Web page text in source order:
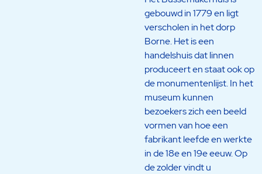
gebouwd in 1779 en ligt
verscholen in het dorp
Borne. Het is een
handelshuis dat linnen
produceert en staat ook op
de monumentenlijst. In het
museum kunnen
bezoekers zich een beeld
vormen van hoe een
fabrikant leefde en werkte
in de 18e en 19e eeuw. Op
de zolder vindt u